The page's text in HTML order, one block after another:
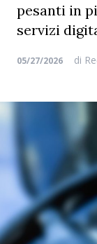
pesanti in
servizi
05/27/2026 di